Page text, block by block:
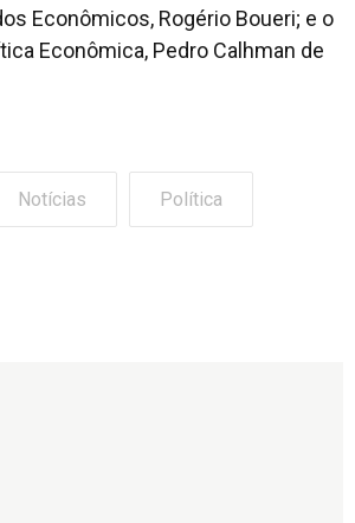
Econômicos, Rogério Boueri; e o
Econômica, Pedro Calhman de
Notícias Política